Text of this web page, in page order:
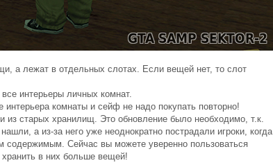
а лежат в отдельных слотах. Если вещей нет, то слот
интерьеры личных комнат.
комнаты и сейф не надо покупать повторно!
из старых хранилищ. Это обновление было необходимо, т.к.
а из-за него уже неоднократно пострадали игроки, когда
Сейчас вы можете уверенно пользоваться
в них больше вещей!